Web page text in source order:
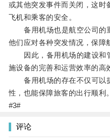
或其他突发事件而关闭，这时
飞机和乘客的安全。
备用机场也是航空公司的
他们应对各种突发情况，保障
因此，备用机场的建设和
施设备的完善和运营效率的高
备用机场的存在不仅可以
性，也能保障旅客的出行顺利。
#3#
评论